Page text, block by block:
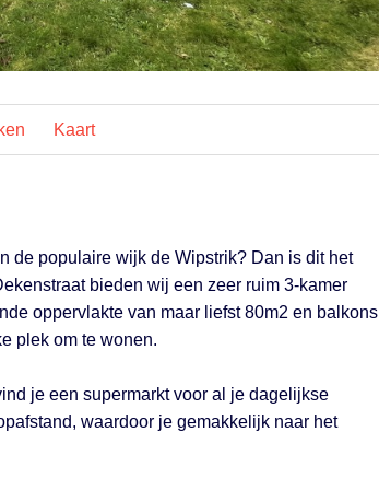
Kaart
de populaire wijk de Wipstrik? Dan is dit het
bieden wij een zeer ruim 3-kamer
oppervlakte van maar liefst 80m2 en balkons
plek om te wonen.
je een supermarkt voor al je dagelijkse
waardoor je gemakkelijk naar het